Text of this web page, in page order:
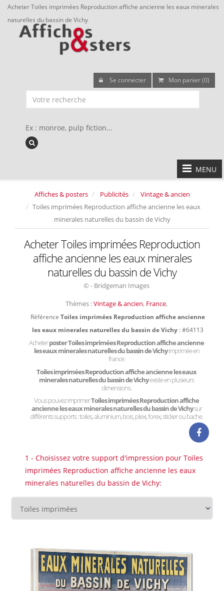
Acheter Toiles imprimées Reproduction affiche ancienne les eaux minerales
naturelles du bassin de Vichy
Se connecter Mon panier (0)
Ex : monroe, pulp fiction...
MENU
Affiches & posters Publicités
Vintage & ancien
Toiles imprimées Reproduction affiche ancienne les eaux
minerales naturelles du bassin de Vichy
Acheter Toiles imprimées Reproduction
affiche ancienne les eaux minerales
naturelles du bassin de Vichy
© - Bridgeman Images
Thèmes :Vintage & ancien, France,
Référence Toiles imprimées Reproduction affiche ancienne
les eaux minerales naturelles du bassin de Vichy : #64113
Acheterposter Toiles imprimées Reproduction affiche ancienne
les eaux minerales naturelles du bassin de Vichyimprimée en
france.
Toiles imprimées Reproduction affiche ancienne les eaux
minerales naturelles du bassin de Vichyexiste en plusieurs
dimensions.
Vous pouvez imprimerToiles imprimées Reproduction affiche
ancienne les eaux minerales naturelles du bassin de Vichysur
différents supports : toiles, aluminium, bois, plexi, forex, sticker ou bache.
1 - Choisissez votre support d'impression pour Toiles
imprimées Reproduction affiche ancienne les eaux
minerales naturelles du bassin de Vichy: